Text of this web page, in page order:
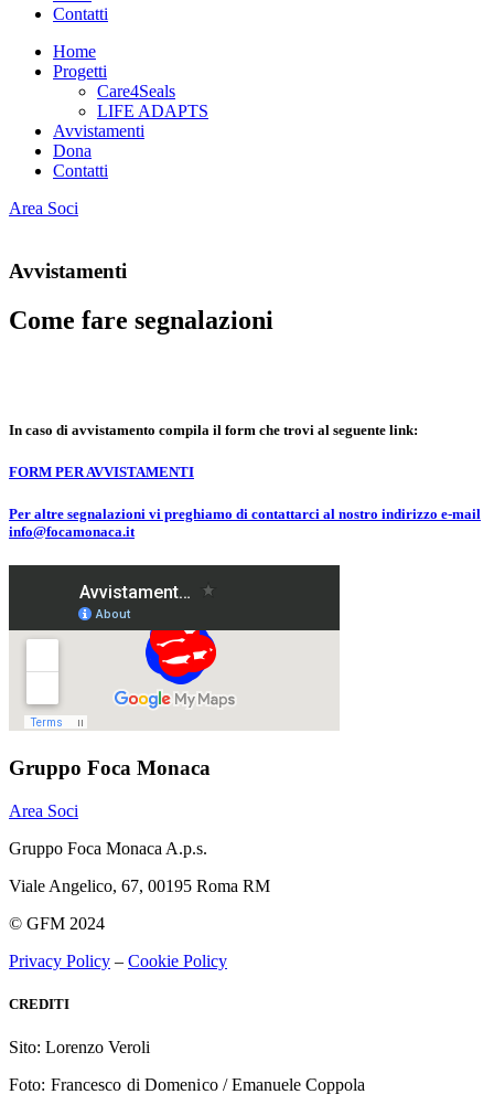
Contatti
Home
Progetti
Care4Seals
LIFE ADAPTS
Avvistamenti
Dona
Contatti
Area Soci
Avvistamenti
Come fare segnalazioni
In caso di avvistamento compila il form che trovi al seguente link:
FORM PER AVVISTAMENTI
Per altre segnalazioni vi preghiamo di contattarci al nostro indirizzo e-mail
info@focamonaca.it
Gruppo Foca Monaca
Area Soci
Gruppo Foca Monaca A.p.s.
Viale Angelico, 67, 00195 Roma RM
© GFM 2024
Privacy Policy – Cookie Policy
CREDITI
Sito: Lorenzo Veroli
Foto: Francesco di Domenico /Emanuele Coppola